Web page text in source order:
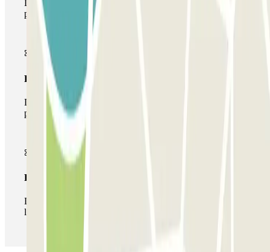
Durante tu estancia podrás entrar y salir una única vez al
parking
Pase multiparking
Durante tu estancia podrás hacer uso de toda la red de
parkings de este operador disponibles en Parclick.
Pase ilimitado
Durante tu estancia podrás entrar y salir del parking todas
las veces que quieras.